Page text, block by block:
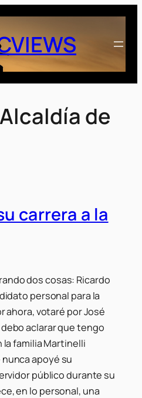
Alcaldía de
carrera a la
dos cosas: Ricardo
personal para la
ahora, votaré por José
aclarar que tengo
familia Martinelli
apoyé su
público durante su
en lo personal, una